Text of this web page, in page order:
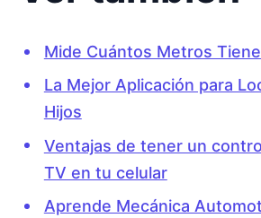
Mide Cuántos Metros
La Mejor Aplicación para
Hijos
Ventajas de tener un
TV en tu celular
Aprende Mecánica